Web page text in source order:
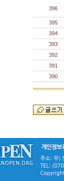
396
395
394
393
392
391
390